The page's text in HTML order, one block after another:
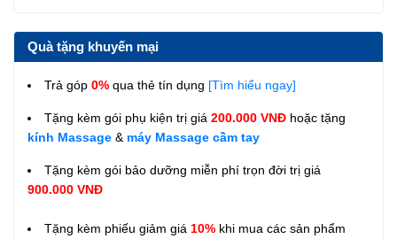
Quà tặng khuyến mại
Trả góp 0% qua thẻ tín dụng [Tìm hiểu ngay]
Tặng kèm gói phụ kiện trị giá 200.000 VNĐ hoặc tặng
kính Massage & máy Massage cầm tay
Tặng kèm gói bảo dưỡng miễn phí trọn đời trị giá
900.000 VNĐ
Tặng kèm phiếu giảm giá 10% khi mua các sản phẩm